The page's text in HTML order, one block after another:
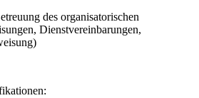
des organisatorischen
Dienstvereinbarungen,